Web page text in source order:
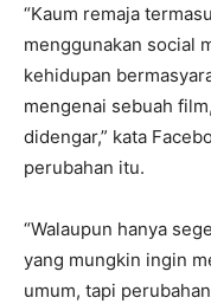
“Kaum remaja
menggunakan social
kehidupan
mengenai sebuah
didengar,” kata
perubahan itu.
“Walaupun hanya
yang mungkin ingin
umum, tapi